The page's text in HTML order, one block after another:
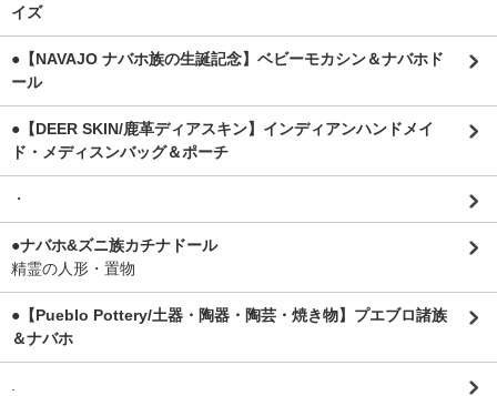
イズ
●【NAVAJO ナバホ族の生誕記念】ベビーモカシン＆ナバホド
ール
●【DEER SKIN/鹿革ディアスキン】インディアンハンドメイ
ド・メディスンバッグ＆ポーチ
・
●ナバホ&ズニ族カチナドール
精霊の人形・置物
●【Pueblo Pottery/土器・陶器・陶芸・焼き物】プエブロ諸族
＆ナバホ
.